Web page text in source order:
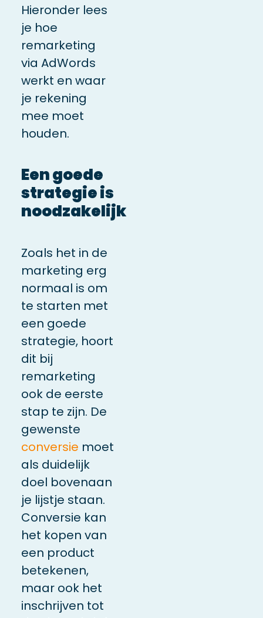
Hieronder lees
je hoe
remarketing
via AdWords
werkt en waar
je rekening
mee moet
houden.
Een goede
strategie is
noodzakelijk
Zoals het in de
marketing erg
normaal is om
te starten met
een goede
strategie, hoort
dit bij
remarketing
ook de eerste
stap te zijn. De
gewenste
conversie moet
als duidelijk
doel bovenaan
je lijstje staan.
Conversie kan
het kopen van
een product
betekenen,
maar ook het
inschrijven tot